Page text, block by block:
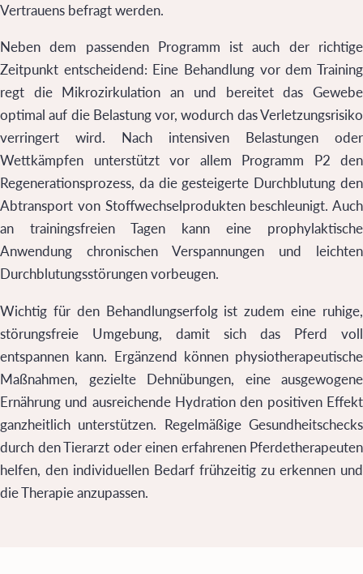
Vertrauens befragt werden.
Neben dem passenden Programm ist auch der richtige
Zeitpunkt entscheidend: Eine Behandlung vor dem Training
regt die Mikrozirkulation an und bereitet das Gewebe
optimal auf die Belastung vor, wodurch das Verletzungsrisiko
verringert wird. Nach intensiven Belastungen oder
Wettkämpfen unterstützt vor allem Programm P2 den
Regenerationsprozess, da die gesteigerte Durchblutung den
Abtransport von Stoffwechselprodukten beschleunigt. Auch
an trainingsfreien Tagen kann eine prophylaktische
Anwendung chronischen Verspannungen und leichten
Durchblutungsstörungen vorbeugen.
Wichtig für den Behandlungserfolg ist zudem eine ruhige,
störungsfreie Umgebung, damit sich das Pferd voll
entspannen kann. Ergänzend können physiotherapeutische
Maßnahmen, gezielte Dehnübungen, eine ausgewogene
Ernährung und ausreichende Hydration den positiven Effekt
ganzheitlich unterstützen. Regelmäßige Gesundheitschecks
durch den Tierarzt oder einen erfahrenen Pferdetherapeuten
helfen, den individuellen Bedarf frühzeitig zu erkennen und
die Therapie anzupassen.